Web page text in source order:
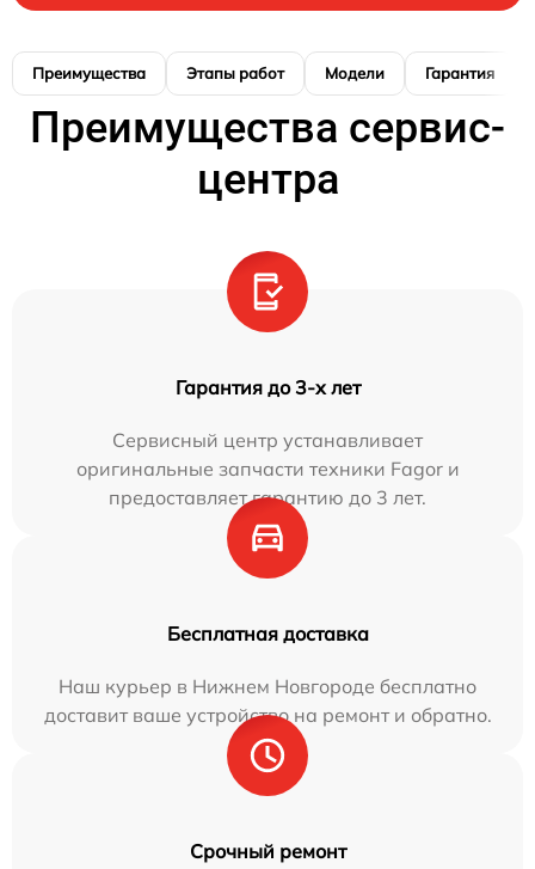
Преимущества Этапы работ Модели Гарантия
Преимущества сервис-
центра
Гарантия до 3-х лет
Сервисный центр устанавливает
оригинальные запчасти техники Fagor и
предоставляет гарантию до 3 лет.
Бесплатная доставка
Наш курьер в Нижнем Новгороде бесплатно
доставит ваше устройство на ремонт и обратно.
Срочный ремонт